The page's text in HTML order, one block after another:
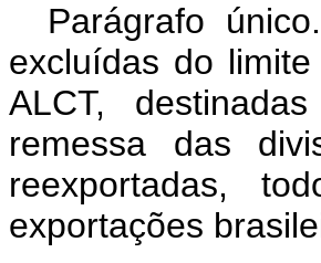
Parágrafo
excluídas do
ALCT,
remessa das
reexportadas,
exportações